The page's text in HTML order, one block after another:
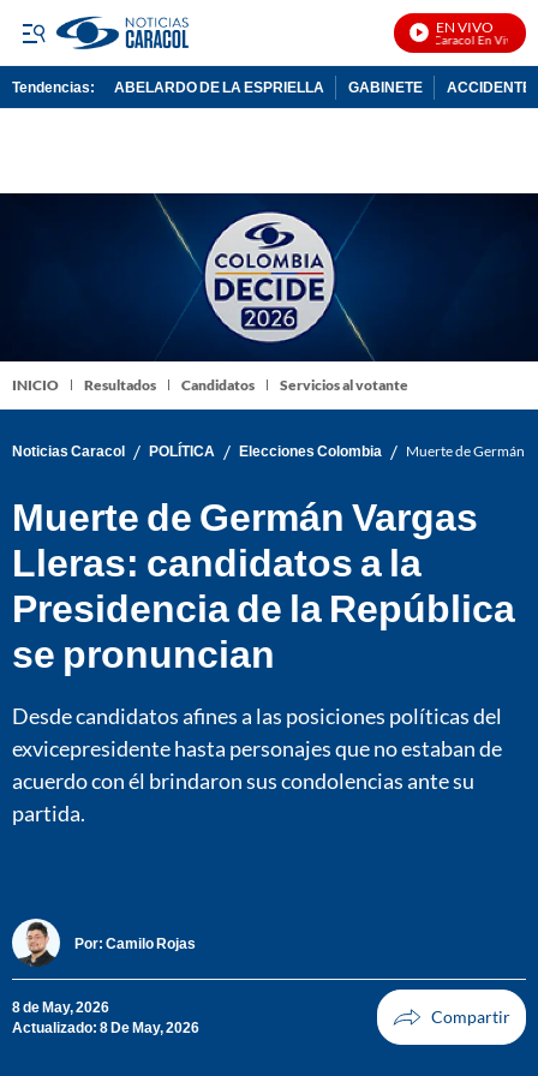
EN VIVO
Noticias Caracol En Vivo
Tendencias: ABELARDO DE LA ESPRIELLA GABINETE ACCIDENTE
INICIO Resultados Candidatos Servicios al votante
Noticias Caracol / POLÍTICA / Elecciones Colombia / Muerte de Germán
Muerte de Germán Vargas
Lleras: candidatos a la
Presidencia de la República
se pronuncian
Desde candidatos afines a las posiciones políticas del
exvicepresidente hasta personajes que no estaban de
acuerdo con él brindaron sus condolencias ante su
partida.
Por: Camilo Rojas
8 de May, 2026
Actualizado: 8 De May, 2026